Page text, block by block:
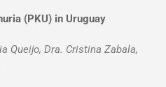
(PKU) in Uruguay
Queijo, Dra. Cristina Zabala,